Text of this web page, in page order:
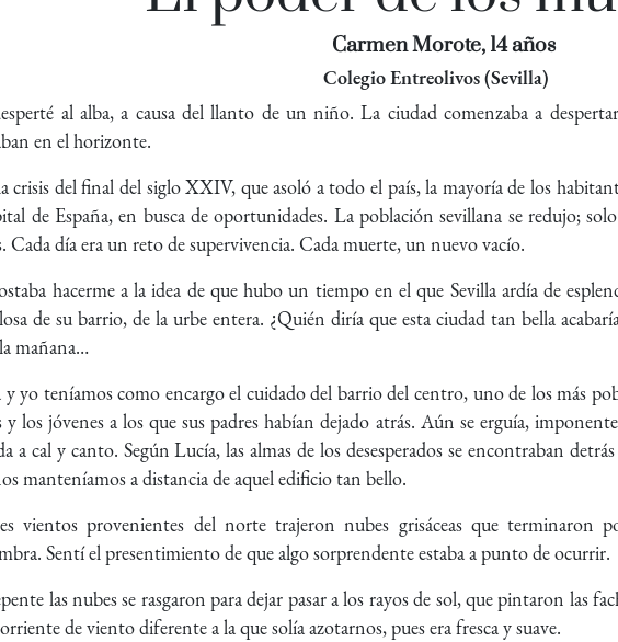
Carmen Morote, 14 años
Colegio Entreolivos (Sevilla)
al alba, a causa del llanto de un niño. La ciudad comenzaba a
en el horizonte.
crisis del final del siglo XXIV, que asoló a todo el país, la mayoría de los
de España, en busca de oportunidades. La población sevillana se redujo;
Cada día era un reto de supervivencia. Cada muerte, un nuevo vacío.
hacerme a la idea de que hubo un tiempo en el que Sevilla ardía de
de su barrio, de la urbe entera. ¿Quién diría que esta ciudad tan bella
mañana…
yo teníamos como encargo el cuidado del barrio del centro, uno de los más
los jóvenes a los que sus padres habían dejado atrás. Aún se erguía,
a cal y canto. Según Lucía, las almas de los desesperados se encontraban
manteníamos a distancia de aquel edificio tan bello.
vientos provenientes del norte trajeron nubes grisáceas que terminaron
Sentí el presentimiento de que algo sorprendente estaba a punto de ocurrir.
las nubes se rasgaron para dejar pasar a los rayos de sol, que pintaron las
de viento diferente a la que solía azotarnos, pues era fresca y suave.